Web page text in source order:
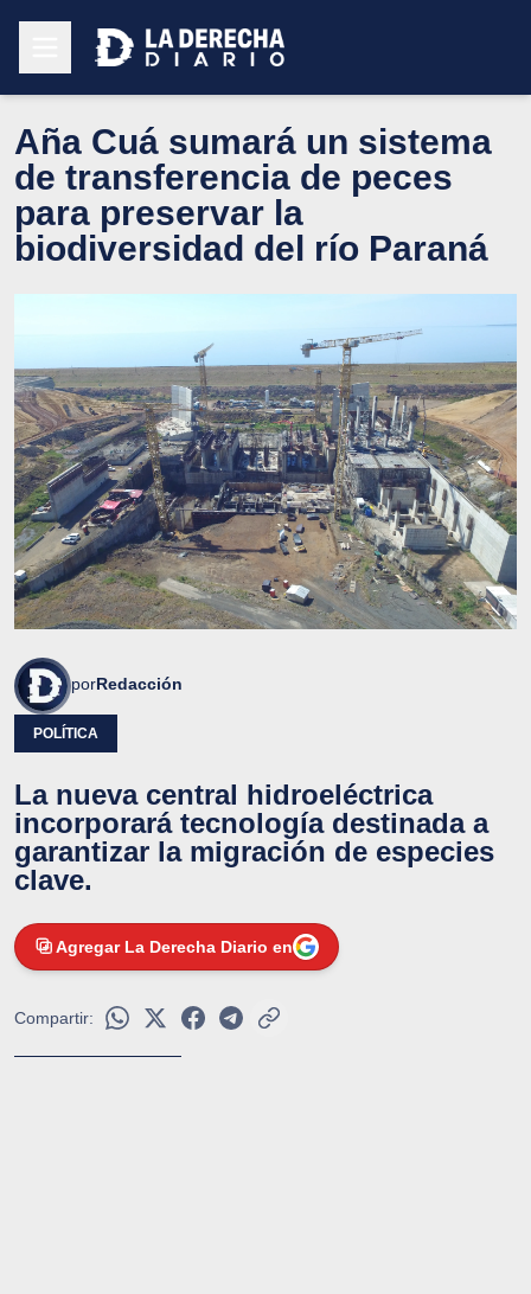
Aña Cuá sumará un sistema
de transferencia de peces
para preservar la
biodiversidad del río Paraná
porRedacción
POLÍTICA
La nueva central hidroeléctrica
incorporará tecnología destinada a
garantizar la migración de especies
clave.
Agregar La Derecha Diario en
Compartir: